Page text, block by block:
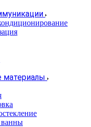
материалы
ванны